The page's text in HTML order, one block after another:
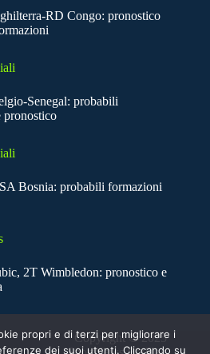
RD Congo: pronostico
Senegal: probabili
pronostico
Bosnia: probabili formazioni
2T Wimbledon: pronostico e
Copyright © 2025
propri e di terzi per migliorare i
dei suoi utenti. Cliccando su